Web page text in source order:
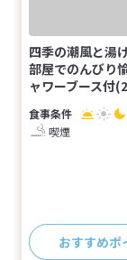
四季の潮風と湯
部屋でのんびり
ャワーブース付
喫煙
おすすめポ